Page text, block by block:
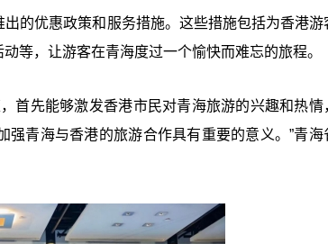
的优惠政策和服务措施。这些措施包括为香港游
等，让游客在青海度过一个愉快而难忘的旅程。
首先能够激发香港市民对青海旅游的兴趣和热情
青海与香港的旅游合作具有重要的意义。”青海